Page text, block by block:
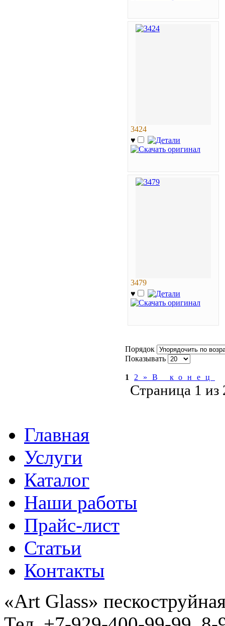
3424
♥
3479
♥
Порядок
Показывать
1 2 » В конец
Страница 1 из
Главная
Услуги
Каталог
Наши работы
Прайс-лист
Статьи
Контакты
«Art Glass»